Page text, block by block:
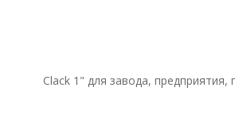
Clack 1" для завода, предприятия,